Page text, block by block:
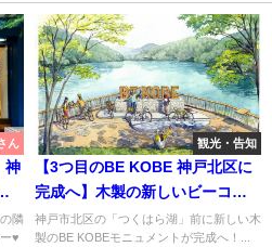
ん
神
隣
♥
観光・告知
【3つ目のBE KOBE 神戸北区に
完成へ】木製の新しいビーコウ
ベ【神出山田自転車道】
神戸市北区の「つくはら湖」前に新しい木
製のBE KOBEモニュメントが完成へ！...